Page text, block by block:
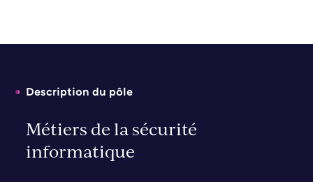
Description du pôle
Métiers de la sécurité
informatique